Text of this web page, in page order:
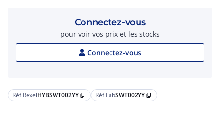
Réf RexelHYBSWT002YY content_copy Réf FabSWT002YY content_copy
Connectez-vous
pour voir vos prix et les stocks
Connectez-vous